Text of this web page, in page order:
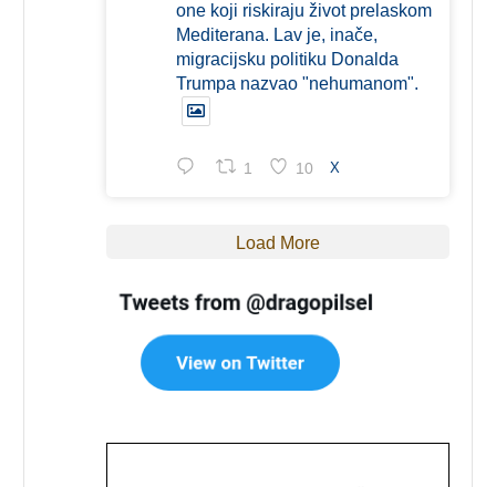
one koji riskiraju život prelaskom
Mediterana. Lav je, inače,
migracijsku politiku Donalda
Trumpa nazvao "nehumanom".
1 10 X
Load More